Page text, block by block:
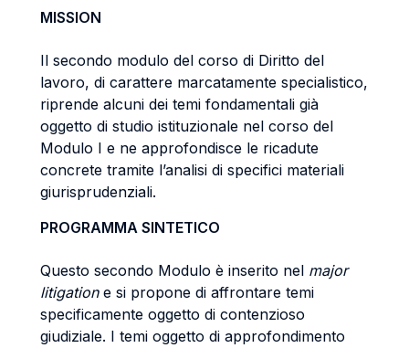
MISSION
Il secondo modulo del corso di Diritto del
lavoro, di carattere marcatamente specialistico,
riprende alcuni dei temi fondamentali già
oggetto di studio istituzionale nel corso del
Modulo I e ne approfondisce le ricadute
concrete tramite l’analisi di specifici materiali
giurisprudenziali.
PROGRAMMA SINTETICO
Questo secondo Modulo è inserito nel major
litigatione si propone di affrontare temi
specificamente oggetto di contenzioso
giudiziale. I temi oggetto di approfondimento